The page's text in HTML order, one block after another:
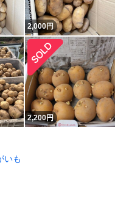
2,000円
2,200円
いも